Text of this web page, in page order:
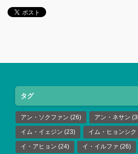
タグ
アン・ソクファン (26) アン・ネサン
イム・イェジン (23) イム・ヒョンシク
イ・アヒョン (24) イ・イルファ (26)